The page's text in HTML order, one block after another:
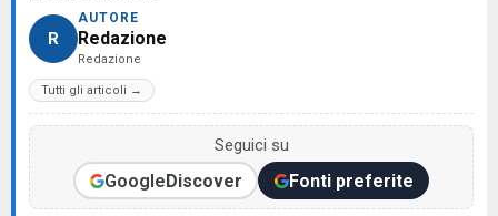
R
AUTORE
Redazione
Redazione
Tutti gli articoli →
Seguici su
GoogleDiscover Fonti preferite